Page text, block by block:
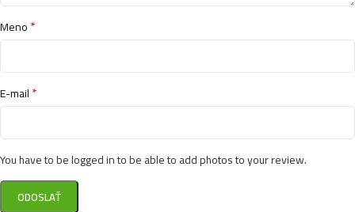
Meno*
E-mail*
You have to be logged in to be able to add photos to your review.